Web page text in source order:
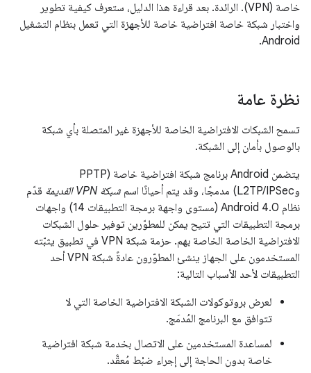
خاصة (VPN). الرائدة. بعد قراءة هذا الدليل، ستعرف كيفية تطوير
واختبار شبكة خاصة افتراضية خاصة للأجهزة التي تعمل بنظام التشغيل
Android.
نظرة عامة
تسمح الشبكات الافتراضية الخاصة للأجهزة غير المتصلة بأي شبكة
بالوصول بأمان إلى الشبكة.
يتضمن Android برنامج شبكة افتراضية خاصة (PPTP
وL2TP/IPSec) مدمجًا، وقد يتم أحيانًا اسم
شبكة VPN القديمة
قدّم
نظام Android 4.0 (مستوى واجهة برمجة التطبيقات 14) واجهات
برمجة التطبيقات التي تتيح يمكن للمطوّرين توفير حلول الشبكات
الافتراضية الخاصة الخاصة بهم. حزمة شبكة VPN في تطبيق يثبّته
المستخدمون على الجهاز ينشئ المطوّرون عادةً شبكة VPN أحد
التطبيقات لأحد الأسباب التالية:
لعرض بروتوكولات الشبكة الافتراضية الخاصة التي لا
تتوافق مع البرنامج المُدمَج.
لمساعدة المستخدمين على الاتصال بخدمة شبكة افتراضية
خاصة بدون الحاجة إلى إجراء ضبْط مُعقَّد.